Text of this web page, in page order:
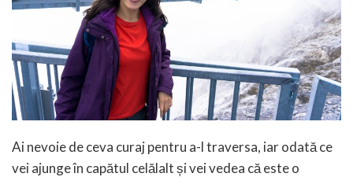
Ai nevoie de ceva curaj pentru a-l traversa, iar odată ce
vei ajunge în capătul celălalt și vei vedea că este o